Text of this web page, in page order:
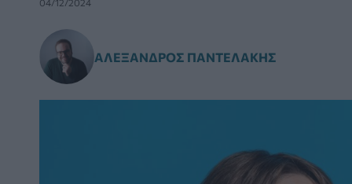
04/12/2024
ΑΛΈΞΑΝΔΡΟΣ ΠΑΝΤΕΛΆΚΗΣ